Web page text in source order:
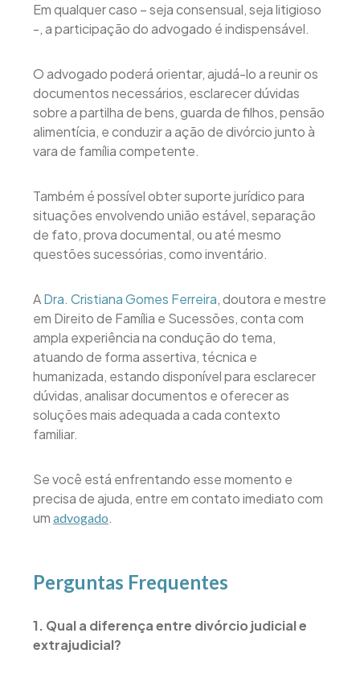
Em qualquer caso – seja consensual, seja litigioso
-, a participação do advogado é indispensável.
O advogado poderá orientar, ajudá-lo a reunir os
documentos necessários, esclarecer dúvidas
sobre a partilha de bens, guarda de filhos, pensão
alimentícia, e conduzir a ação de divórcio junto à
vara de família competente.
Também é possível obter suporte jurídico para
situações envolvendo união estável, separação
de fato, prova documental, ou até mesmo
questões sucessórias, como inventário.
ADra. Cristiana Gomes Ferreira, doutora e mestre
em Direito de Família e Sucessões, conta com
ampla experiência na condução do tema,
atuando de forma assertiva, técnica e
humanizada, estando disponível para esclarecer
dúvidas, analisar documentos e oferecer as
soluções mais adequada a cada contexto
familiar.
Se você está enfrentando esse momento e
precisa de ajuda, entre em contato imediato com
um advogado.
Perguntas Frequentes
1. Qual a diferença entre divórcio judicial e
extrajudicial?